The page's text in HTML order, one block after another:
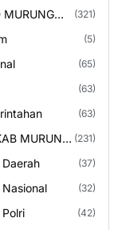
MURUNG
(321)
(5)
(65)
(63)
(63)
MURUNG (231)
Daerah (37)
Nasional (32)
(42)